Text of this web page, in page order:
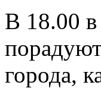
В 18.00 в
города,